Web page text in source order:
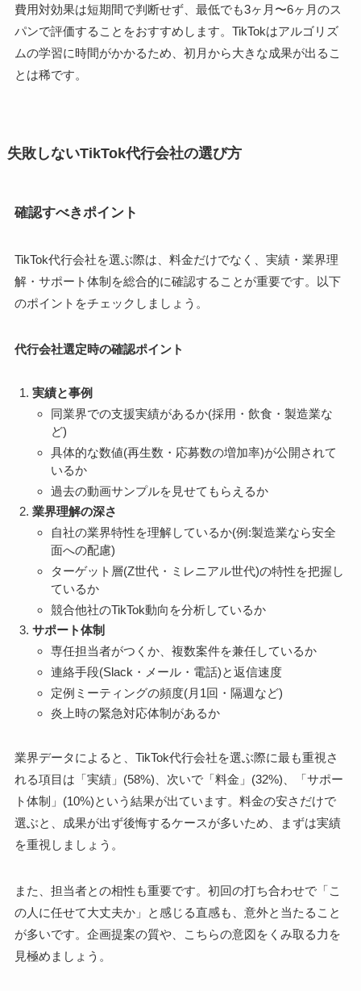
費用対効果は短期間で判断せず、最低でも3ヶ月〜6ヶ月のス
パンで評価することをおすすめします。TikTokはアルゴリズ
ムの学習に時間がかかるため、初月から大きな成果が出るこ
とは稀です。
失敗しないTikTok代行会社の選び方
確認すべきポイント
TikTok代行会社を選ぶ際は、料金だけでなく、実績・業界理
解・サポート体制を総合的に確認することが重要です。以下
のポイントをチェックしましょう。
代行会社選定時の確認ポイント
実績と事例
同業界での支援実績があるか(採用・飲食・製造業な
ど)
具体的な数値(再生数・応募数の増加率)が公開されて
いるか
過去の動画サンプルを見せてもらえるか
業界理解の深さ
自社の業界特性を理解しているか(例:製造業なら安全
面への配慮)
ターゲット層(Z世代・ミレニアル世代)の特性を把握し
ているか
競合他社のTikTok動向を分析しているか
サポート体制
専任担当者がつくか、複数案件を兼任しているか
連絡手段(Slack・メール・電話)と返信速度
定例ミーティングの頻度(月1回・隔週など)
炎上時の緊急対応体制があるか
業界データによると、TikTok代行会社を選ぶ際に最も重視さ
れる項目は「実績」(58%)、次いで「料金」(32%)、「サポー
ト体制」(10%)という結果が出ています。料金の安さだけで
選ぶと、成果が出ず後悔するケースが多いため、まずは実績
を重視しましょう。
また、担当者との相性も重要です。初回の打ち合わせで「こ
の人に任せて大丈夫か」と感じる直感も、意外と当たること
が多いです。企画提案の質や、こちらの意図をくみ取る力を
見極めましょう。